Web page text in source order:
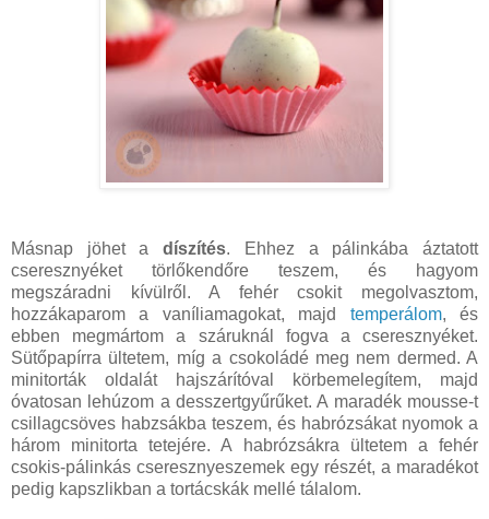
Másnap jöhet adíszítés. Ehhez a pálinkába áztatott
cseresznyéket törlőkendőre teszem, és hagyom
megszáradni kívülről. A fehér csokit megolvasztom,
hozzákaparom a vaníliamagokat, majd temperálom, és
ebben megmártom a száruknál fogva a cseresznyéket.
Sütőpapírra ültetem, míg a csokoládé meg nem dermed. A
minitorták oldalát hajszárítóval körbemelegítem, majd
óvatosan lehúzom a desszertgyűrűket. A maradék mousse-t
csillagcsöves habzsákba teszem, és habrózsákat nyomok a
három minitorta tetejére. A habrózsákra ültetem a fehér
csokis-pálinkás cseresznyeszemek egy részét, a maradékot
pedig kapszlikban a tortácskák mellé tálalom.